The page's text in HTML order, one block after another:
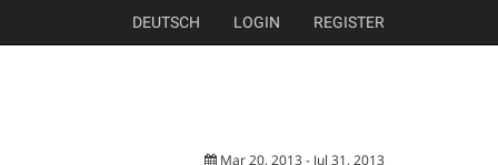
DEUTSCH LOGIN REGISTER
Mar 20, 2013 - Jul 31, 2013